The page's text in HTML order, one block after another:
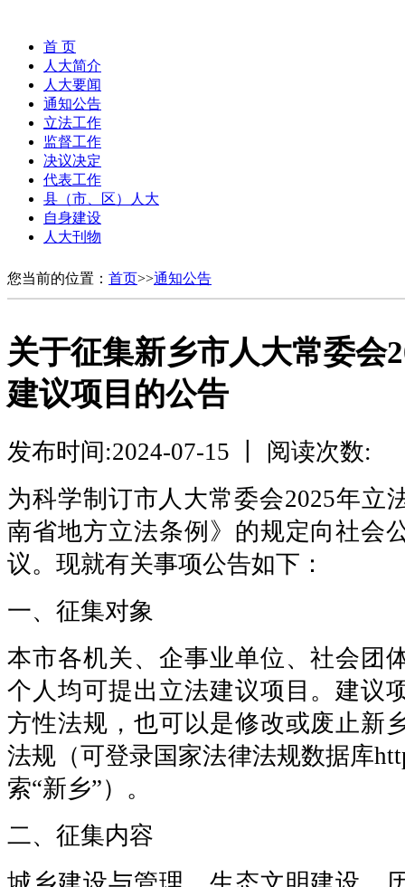
首 页
人大简介
人大要闻
通知公告
立法工作
监督工作
决议决定
代表工作
县（市、区）人大
自身建设
人大刊物
您当前的位置： 首页>>通知公告
关于征集新乡市人大常委会
建议项目的公告
发布时间:2024-07-15 丨 阅读次数:
为科学制订市人大常委会2025年立
南省地方立法条例》的规定向社会
议。现就有关事项公告如下：
一、征集对象
本市各机关、企事业单位、社会团
个人均可提出立法建议项目。建议
方性法规，也可以是修改或废止新
法规（可登录国家法律法规数据库
索“新乡”）。
二、征集内容